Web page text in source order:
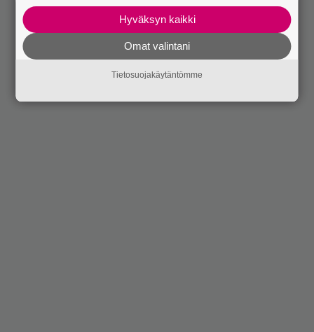
Hyväksyn kaikki
Omat valintani
Tietosuojakäytäntömme